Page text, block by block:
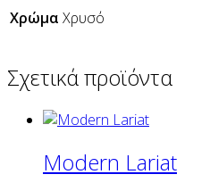
Χρώμα Χρυσό
Σχετικά προϊόντα
Modern Lariat